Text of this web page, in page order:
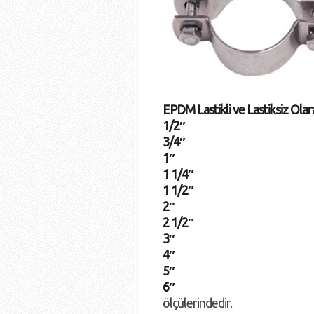
EPDM Lastikli ve Lastiksiz
1/2″
3/4″
1″
1 1/4″
1 1/2″
2″
2 1/2″
3″
4″
5″
6″
ölçülerindedir.